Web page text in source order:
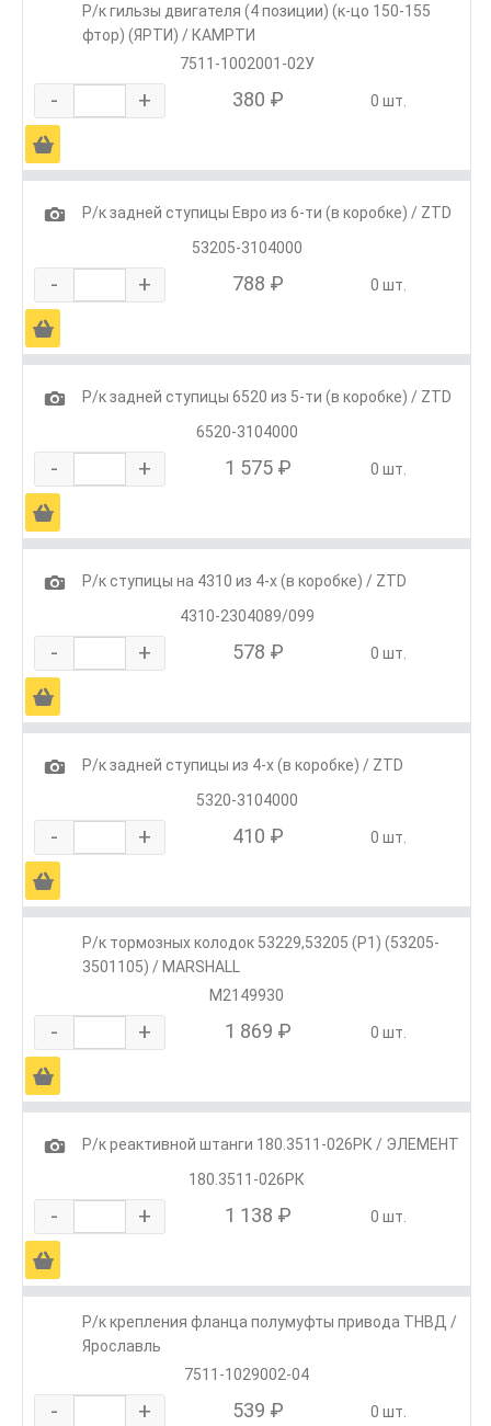
Р/к гильзы двигателя (4 позиции) (к-цо 150-155
фтор) (ЯРТИ) / КАМРТИ
7511-1002001-02У
- + 380 ₽ 0 шт.
Ä
1
Р/к задней ступицы Евро из 6-ти (в коробке) / ZTD
53205-3104000
- + 788 ₽ 0 шт.
Ä
1
Р/к задней ступицы 6520 из 5-ти (в коробке) / ZTD
6520-3104000
- + 1 575 ₽ 0 шт.
Ä
1
Р/к ступицы на 4310 из 4-х (в коробке) / ZTD
4310-2304089/099
- + 578 ₽ 0 шт.
Ä
1
Р/к задней ступицы из 4-х (в коробке) / ZTD
5320-3104000
- + 410 ₽ 0 шт.
Ä
Р/к тормозных колодок 53229,53205 (Р1) (53205-
3501105) / MARSHALL
M2149930
- + 1 869 ₽ 0 шт.
Ä
1
Р/к реактивной штанги 180.3511-026РК / ЭЛЕМЕНТ
180.3511-026РК
- + 1 138 ₽ 0 шт.
Ä
Р/к крепления фланца полумуфты привода ТНВД /
Ярославль
7511-1029002-04
- + 539 ₽ 0 шт.